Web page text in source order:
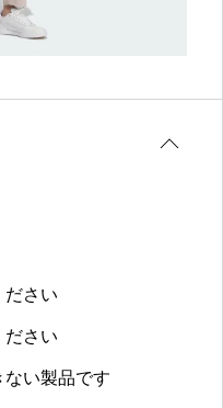
ださい
ださい
ない製品です